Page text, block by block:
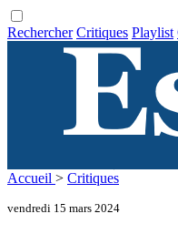
Rechercher Critiques Playlist
Accueil > Critiques
vendredi 15 mars 2024